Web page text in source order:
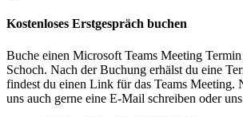
Kostenloses Erstgespräch buchen
Buche einen Microsoft Teams Meeting
Schoch. Nach der Buchung erhälst du eine
findest du einen Link für das Teams Meeting.
uns auch gerne eine E-Mail schreiben oder